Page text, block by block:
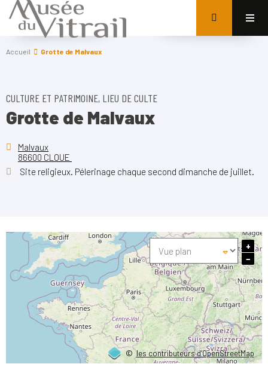
Accueil Grotte de Malvaux
CULTURE ET PATRIMOINE, LIEU DE CULTE
Grotte de Malvaux
Malvaux
86600 CLOUE
Site religieux. Pélerinage chaque second dimanche de juillet.
©les contributeurs d’OpenStreetMap
+
−